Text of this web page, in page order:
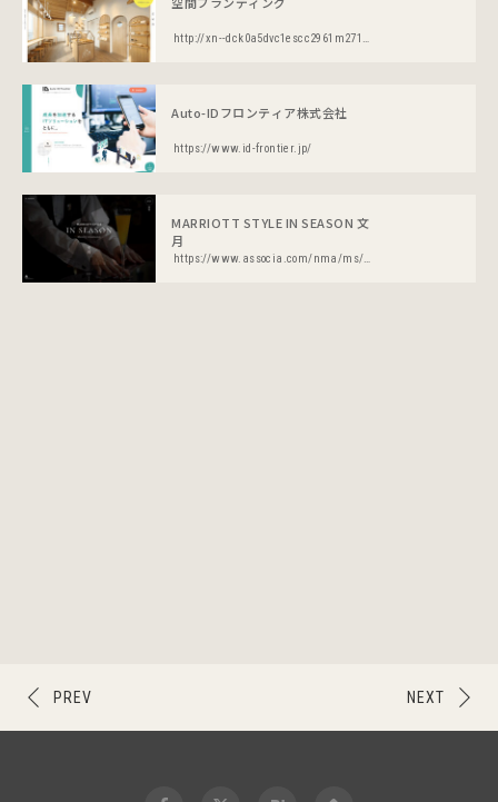
Auto-IDフロンティア株式会社
https://www.id-frontier.jp/
MARRIOTT STYLE IN SEASON 文
月
NEXT
PREV